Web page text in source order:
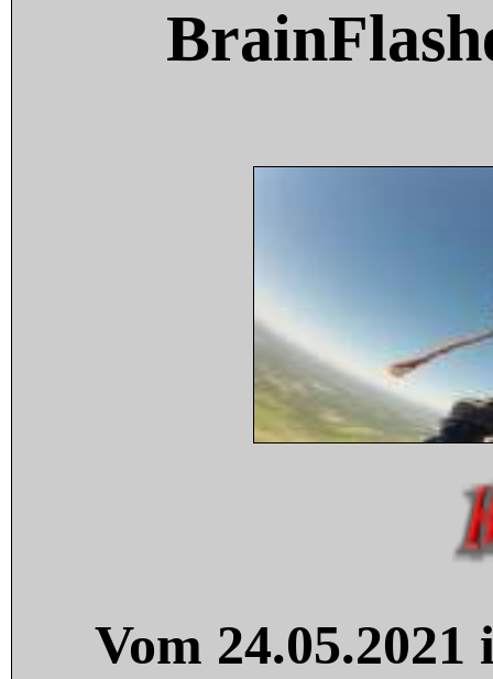
Vom